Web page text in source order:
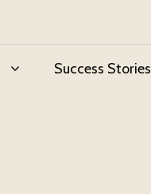
Success Stories